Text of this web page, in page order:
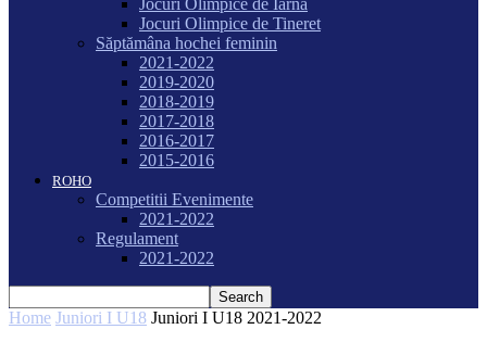
Jocuri Olimpice de Iarnă
Jocuri Olimpice de Tineret
Săptămâna hochei feminin
2021-2022
2019-2020
2018-2019
2017-2018
2016-2017
2015-2016
ROHO
Competitii Evenimente
2021-2022
Regulament
2021-2022
Home Juniori I U18 Juniori I U18 2021-2022